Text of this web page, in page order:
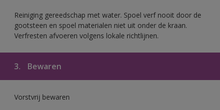
Reiniging gereedschap met water. Spoel verf nooit door de
gootsteen en spoel materialen niet uit onder de kraan.
Verfresten afvoeren volgens lokale richtlijnen.
3. Bewaren
Vorstvrij bewaren